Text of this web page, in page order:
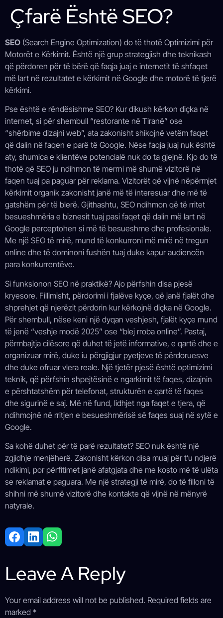
Çfarë Është SEO?
SEO (Search Engine Optimization) do të thotë Optimizimi për
Motorët e Kërkimit. Është një grup strategjish dhe teknikash
që përdoren për të bërë që faqja juaj e internetit të shfaqet
më lart në rezultatet e kërkimit në Google dhe motorë të tjerë
kërkimi.
Pse është e rëndësishme SEO? Kur dikush kërkon diçka në
internet, si për shembull “restorante në Tiranë” ose
“shërbime dizajni web”, ata zakonisht shikojnë vetëm faqet
që dalin në faqen e parë të Google. Nëse faqja juaj nuk është
aty, shumica e klientëve potencialë nuk do ta gjejnë. Kjo do të
thotë që SEO ju ndihmon të merrni më shumë vizitorë në
faqen tuaj pa paguar për reklama. Vizitorët që vijnë nëpërmjet
kërkimit organik zakonisht janë më të interesuar dhe më të
gatshëm për të blerë. Gjithashtu, SEO ndihmon që të rritet
besueshmëria e biznesit tuaj pasi faqet që dalin më lart në
Google perceptohen si më të besueshme dhe profesionale.
Me një SEO të mirë, mund të konkurroni më mirë në tregun
online dhe të dominoni fushën tuaj duke kapur audiencën
para konkurrentëve.
Si funksionon SEO në praktikë? Ajo përfshin disa pjesë
kryesore. Fillimisht, përdorimi i fjalëve kyçe, që janë fjalët dhe
shprehjet që njerëzit përdorin kur kërkojnë diçka në Google.
Për shembull, nëse keni një dyqan veshjesh, fjalët kyçe mund
të jenë “veshje modë 2025” ose “blej rroba online”. Pastaj,
përmbajtja cilësore që duhet të jetë informative, e qartë dhe e
organizuar mirë, duke iu përgjigjur pyetjeve të përdoruesve
dhe duke ofruar vlera reale. Një tjetër pjesë është optimizimi
teknik, që përfshin shpejtësinë e ngarkimit të faqes, dizajnin
e përshtatshëm për telefonat, strukturën e qartë të faqes
dhe sigurinë e saj. Më në fund, lidhjet nga faqet e tjera, që
ndihmojnë në rritjen e besueshmërisë së faqes suaj në sytë e
Google.
Sa kohë duhet për të parë rezultatet? SEO nuk është një
zgjidhje menjëherë. Zakonisht kërkon disa muaj për t’u ndjerë
ndikimi, por përfitimet janë afatgjata dhe me kosto më të ulëta
se reklamat e paguara. Me një strategji të mirë, do të filloni të
shihni më shumë vizitorë dhe kontakte që vijnë në mënyrë
natyrale.
Leave A Reply
Your email address will not be published. Required fields are
marked *